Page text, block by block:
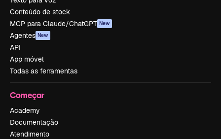
Conteúdo de stock
MCP para Claude/ChatGPT New
Agentes New
API
App móvel
Todas as ferramentas
Começar
Academy
Documentação
Atendimento